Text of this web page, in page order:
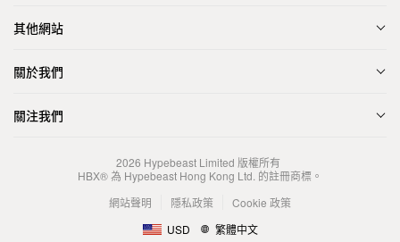
其他網站
關於我們
關注我們
2026 Hypebeast Limited 版權所有
HBX® 為 Hypebeast Hong Kong Ltd. 的註冊商標。
網站聲明
隱私政策
Cookie 政策
USD
繁體中文